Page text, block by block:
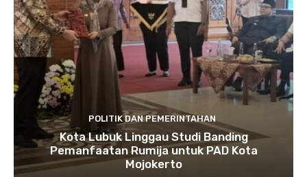
POLITIK DAN PEMERINTAHAN
Kota Lubuk Linggau Studi Banding
Pemanfaatan Rumija untuk PAD Kota
Mojokerto